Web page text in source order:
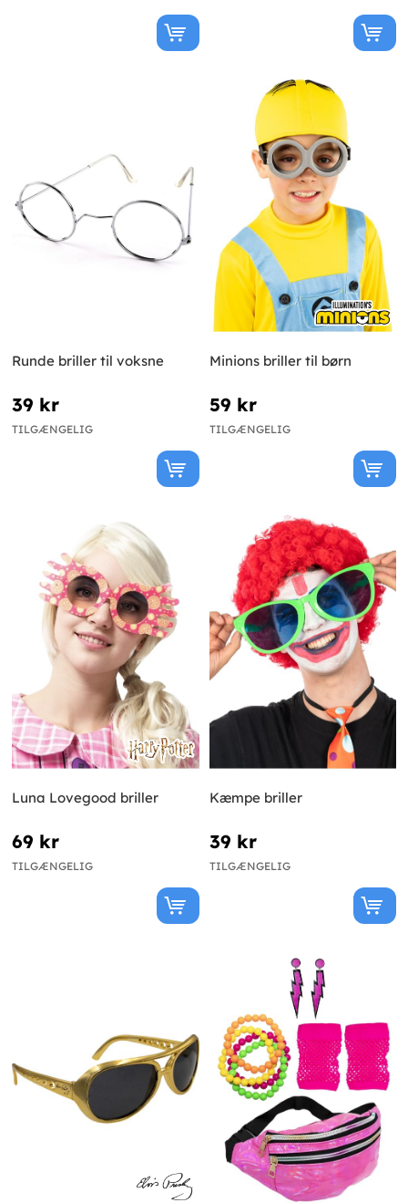
Runde briller til voksne
39 kr
TILGÆNGELIG
Minions briller til børn
59 kr
TILGÆNGELIG
Luna Lovegood briller
69 kr
TILGÆNGELIG
Kæmpe briller
39 kr
TILGÆNGELIG